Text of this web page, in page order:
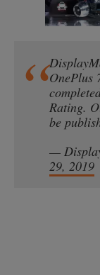
OnePlus
Rating.
be
—
29, 2019